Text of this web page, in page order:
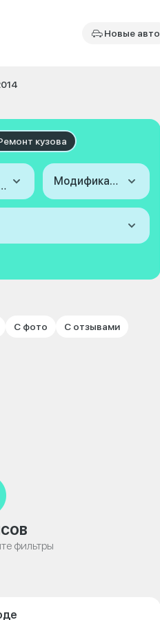
Новые авто
кузова
(III) Модификация
С фото С отзывами
фильтры